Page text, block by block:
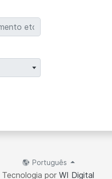
Português
Tecnologia por WI Digital